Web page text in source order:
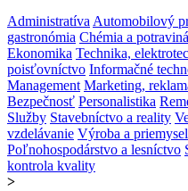
AdministratívaAutomobilový
gastronómia Chémia a
Ekonomika Technika,
poisťovníctvo Informačné
Management Marketing,
Bezpečnosť Personalistika
Služby Stavebníctvo a reality
vzdelávanie Výroba a priemysel
Poľnohospodárstvo a lesníctvo
kontrola kvality
>